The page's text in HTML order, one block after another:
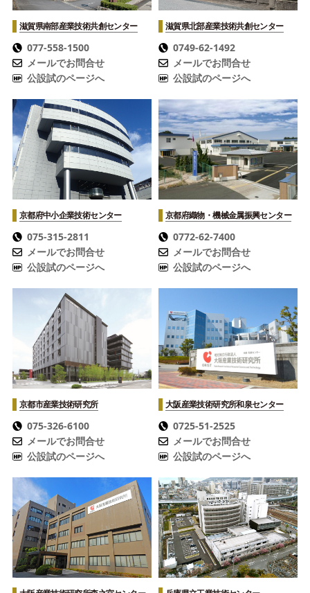
滋賀県南部産業技術共創センター
077-558-1500
メールでお問合せ
公設試のページへ
滋賀県北部産業技術共創センター
0749-62-1492
メールでお問合せ
公設試のページへ
京都府中小企業技術センター
075-315-2811
メールでお問合せ
公設試のページへ
京都府織物・機械金属振興センター
0772-62-7400
メールでお問合せ
公設試のページへ
京都市産業技術研究所
075-326-6100
メールでお問合せ
公設試のページへ
大阪産業技術研究所和泉センター
0725-51-2525
メールでお問合せ
公設試のページへ